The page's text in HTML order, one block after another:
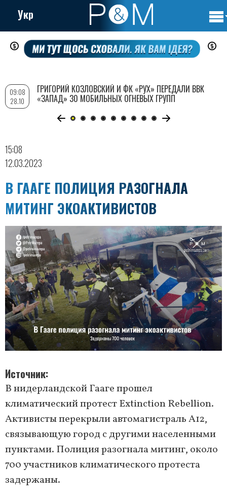
Перейти
содержанию
Укр
15:08
12.03.2023
В ГААГЕ ПОЛИЦИЯ РАЗОГНАЛА
МИТИНГ ЭКОАКТИВИСТОВ
Источник
В нидерландской Гааге прошел
климатический протест Extinction Rebellion.
Активисты перекрыли автомагистраль A12,
связывающую город с другими населенными
пунктами. Полиция разогнала митинг, около
700 участников климатического протеста
задержаны.
09:08
28.10
ГРИГОРИЙ КОЗЛОВСКИЙ И ФК «РУХ» ПЕРЕДАЛИ ВВК
«ЗАПАД» 30 МОБИЛЬНЫХ ОГНЕВЫХ ГРУПП